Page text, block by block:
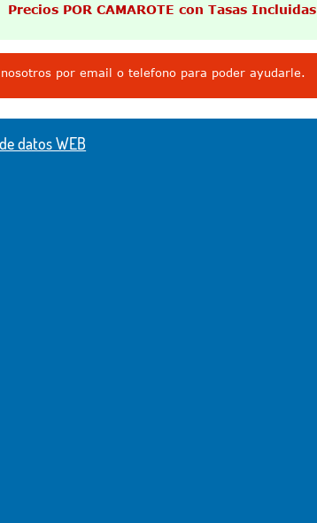
Precios POR CAMAROTE con Tasas Incluidas
por email o telefono para poder ayudarle.
datos WEB